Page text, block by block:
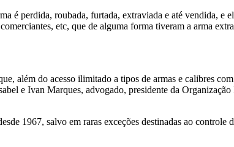
é perdida, roubada, furtada, extraviada e até vendida,
etc, que de alguma forma tiveram a arma
além do acesso ilimitado a tipos de armas e calibres
e Ivan Marques, advogado, presidente da
1967, salvo em raras exceções destinadas ao